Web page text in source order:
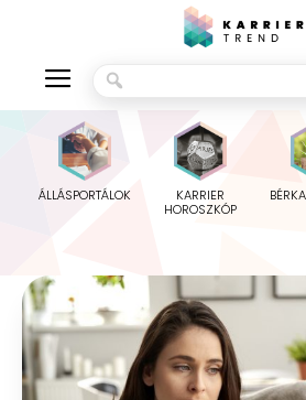
ÁLLÁSPORTÁLOK
KARRIER
HOROSZKÓP